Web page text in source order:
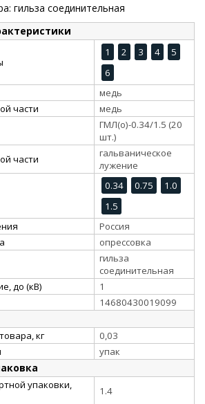
гильза соединительная
1 2 3 4
5
6
медь
части
медь
ГМЛ(о)-0.34/1.5 (20
шт.)
части
гальваническое
лужение
0.34 0.75
1.0
1.5
Россия
опрессовка
гильза
соединительная
до (кВ)
1
14680430019099
кг
0,03
упак
упаковки,
1.4